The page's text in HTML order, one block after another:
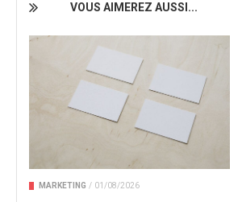
VOUS AIMEREZ AUSSI...
MARKETING / 01/08/2026